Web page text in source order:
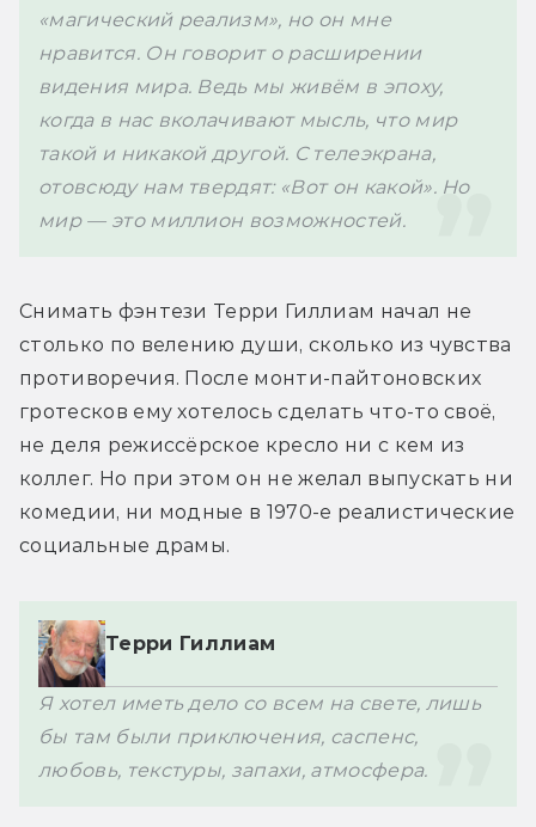
«магический реализм», но он мне
нравится. Он говорит о расширении
видения мира. Ведь мы живём в эпоху,
когда в нас вколачивают мысль, что мир
такой и никакой другой. С телеэкрана,
отовсюду нам твердят: «Вот он какой». Но
мир — это миллион возможностей.
Снимать фэнтези Терри Гиллиам начал не
столько по велению души, сколько из чувства
противоречия. После монти-пайтоновских
гротесков ему хотелось сделать что-то своё,
не деля режиссёрское кресло ни с кем из
коллег. Но при этом он не желал выпускать ни
комедии, ни модные в 1970-е реалистические
социальные драмы.
Терри Гиллиам
Я хотел иметь дело со всем на свете, лишь
бы там были приключения, саспенс,
любовь, текстуры, запахи, атмосфера.